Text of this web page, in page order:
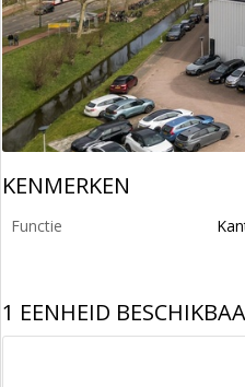
Login
KENMERKEN
Functie
1 EENHEID